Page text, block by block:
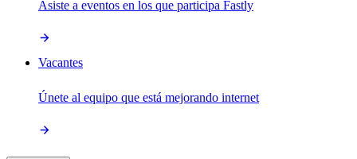
Asiste a eventos en los que participa Fastly
Vacantes
Únete al equipo que está mejorando internet